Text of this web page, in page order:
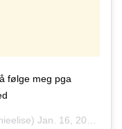
følge meg pga
Jan. 16, 2019 kl. 7:37 PST